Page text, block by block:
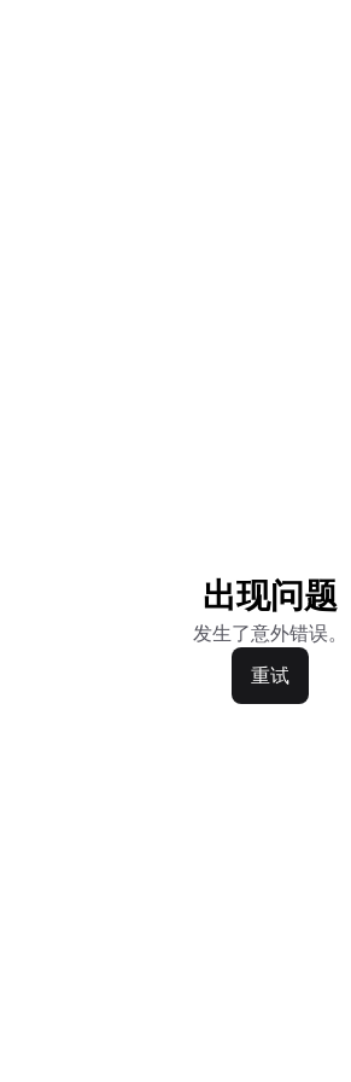
出现问题
发生了意外错误。
重试